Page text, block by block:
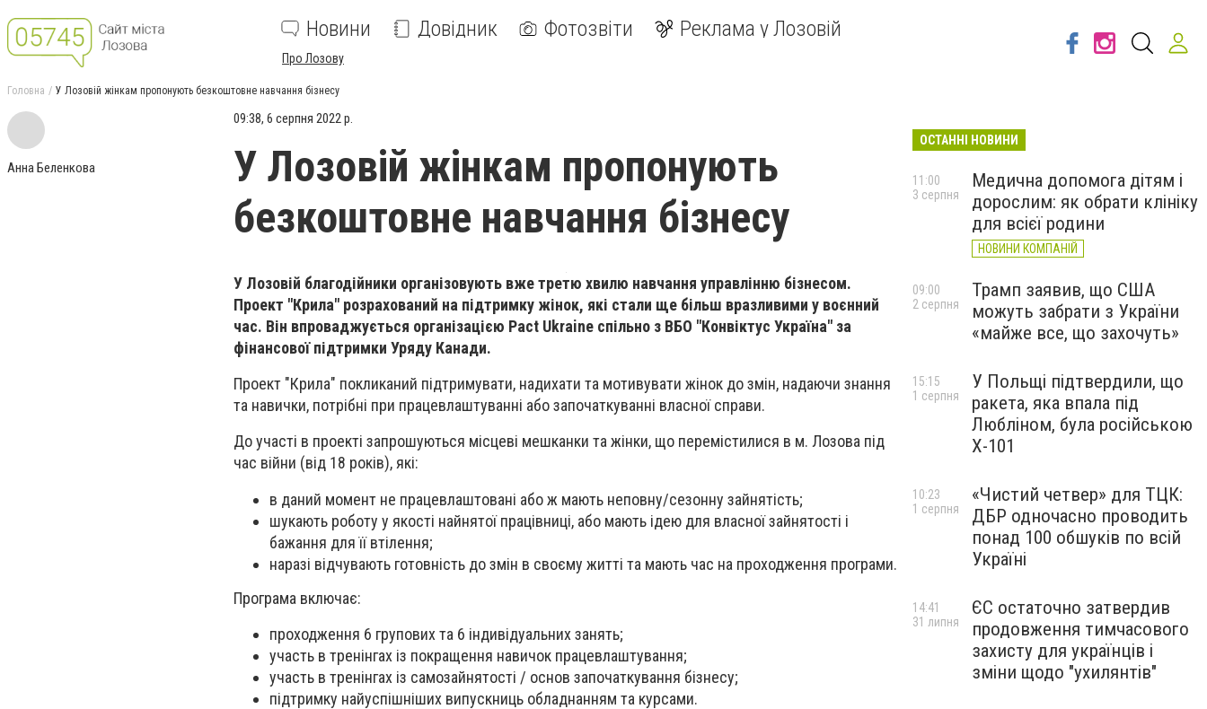
Новини Довідник Фотозвіти Реклама у Лозовій
Про Лозову
Головна У Лозовій жінкам пропонують безкоштовне навчання бізнесу
Анна Беленкова
09:38, 6 серпня 2022 р.
У Лозовій жінкам пропонують
безкоштовне навчання бізнесу
У Лозовій благодійники організовують вже третю хвилю навчання управлінню бізнесом.
Проект "Крила" розрахований на підтримку жінок, які стали ще більш вразливими у воєнний
час. Він впроваджується організацією Pact Ukraine спільно з ВБО "Конвіктус Україна" за
фінансової підтримки Уряду Канади.
Проект "Крила" покликаний підтримувати, надихати та мотивувати жінок до змін, надаючи знання
та навички, потрібні при працевлаштуванні або започаткуванні власної справи.
До участі в проекті запрошуються місцеві мешканки та жінки, що перемістилися в м. Лозова під
час війни (від 18 років), які:
в даний момент не працевлаштовані або ж мають неповну/сезонну зайнятість;
шукають роботу у якості найнятої працівниці, або мають ідею для власної зайнятості і
бажання для її втілення;
наразі відчувають готовність до змін в своєму житті та мають час на проходження програми.
Програма включає:
проходження 6 групових та 6 індивідуальних занять;
участь в тренінгах із покращення навичок працевлаштування;
участь в тренінгах із самозайнятості / основ започаткування бізнесу;
підтримку найуспішніших випускниць обладнанням та курсами.
ОСТАННІ НОВИНИ
Медична допомога дітям і
дорослим: як обрати клініку
для всієї родини
НОВИНИ КОМПАНІЙ
11:00
3 серпня
Трамп заявив, що США
можуть забрати з України
«майже все, що захочуть»
09:00
2 серпня
У Польщі підтвердили, що
ракета, яка впала під
Любліном, була російською
Х-101
15:15
1 серпня
«Чистий четвер» для ТЦК:
ДБР одночасно проводить
понад 100 обшуків по всій
Україні
10:23
1 серпня
ЄС остаточно затвердив
продовження тимчасового
захисту для українців і
зміни щодо "ухилянтів"
14:41
31 липня